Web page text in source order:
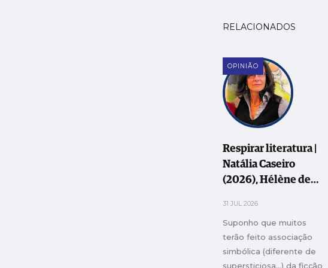
RELACIONADOS
OPINIÃO
Respirar literatura |
Natália Caseiro
(2026), Hélène de
austera sobre as
pulsões da vida…
31 JUL 2026
Suponho que muitos
terão feito associação
simbólica (diferente de
supersticiosa…) da ficção